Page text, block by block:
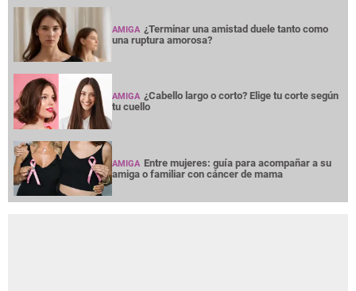
AMIGA ¿Terminar una amistad duele tanto como
una ruptura amorosa?
AMIGA ¿Cabello largo o corto? Elige tu corte según
tu cuello
AMIGA Entre mujeres: guía para acompañar a su
amiga o familiar con cáncer de mama